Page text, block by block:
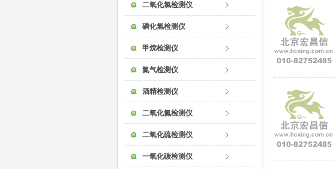
二氧化氯检测仪
磷化氢检测仪
甲烷检测仪
氮气检测仪
酒精检测仪
二氧化氮检测仪
二氧化硫检测仪
一氧化碳检测仪